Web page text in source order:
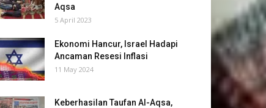
Aqsa
5 April 2023
Ekonomi Hancur, Israel Hadapi
Ancaman Resesi Inflasi
11 May 2024
Keberhasilan Taufan Al-Aqsa,